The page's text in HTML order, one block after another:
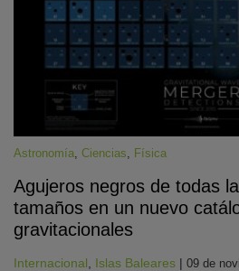
Astronomía, Ciencias, Física
Agujeros negros de todas
tamaños en un nuevo
gravitacionales
Internacional Islas Baleares | 09 de